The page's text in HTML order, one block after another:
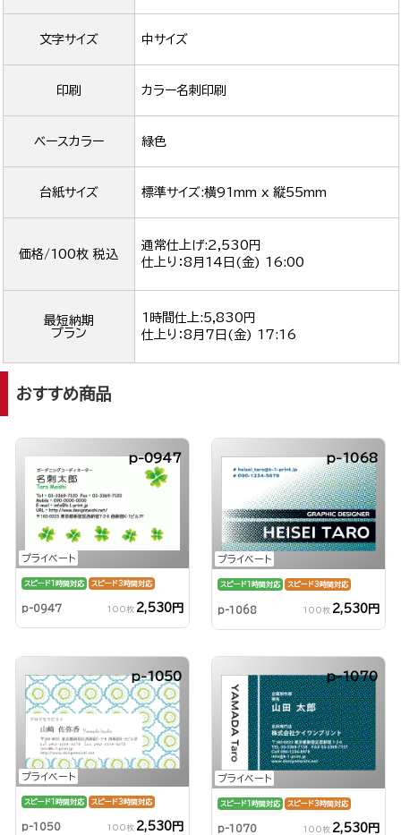
文字サイズ 中サイズ
印刷 カラー名刺印刷
ベースカラー 緑色
台紙サイズ 標準サイズ:横91mm x 縦55mm
価格/100枚 税込
通常仕上げ:2,530円
仕上り：8月14日(金) 16:00
最短納期
プラン
1時間仕上:5,830円
仕上り：8月7日(金) 17:16
おすすめ商品
プライベート
p-0947
スピード1時間対応 スピード3時間対応
p-0947 100枚 2,530円
プライベート
p-1068
スピード1時間対応 スピード3時間対応
p-1068 100枚 2,530円
プライベート
p-1050
スピード1時間対応 スピード3時間対応
p-1050 100枚 2,530円
プライベート
p-1070
スピード1時間対応 スピード3時間対応
p-1070 100枚 2,530円